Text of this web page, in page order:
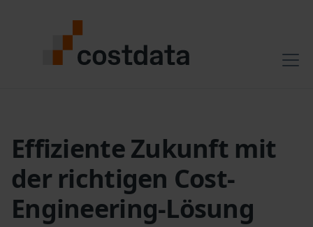
Effiziente Zukunft mit
der richtigen Cost-
Engineering-Lösung